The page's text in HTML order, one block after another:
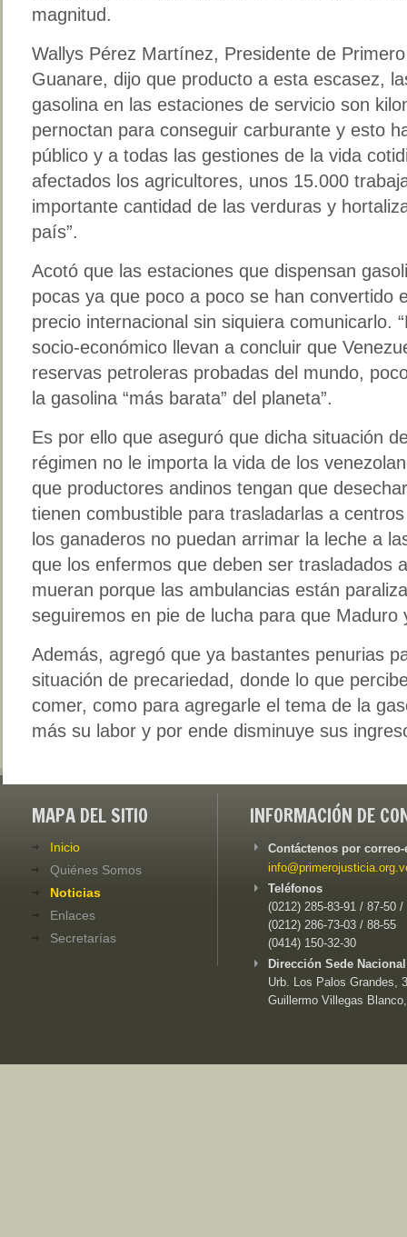
magnitud.
Wallys Pérez Martínez, Presidente de
Guanare, dijo que producto a esta escasez,
gasolina en las estaciones de servicio son
pernoctan para conseguir carburante y esto
público y a todas las gestiones de la vida
afectados los agricultores, unos 15.000
importante cantidad de las verduras y
país”.
Acotó que las estaciones que dispensan
pocas ya que poco a poco se han convertido
precio internacional sin siquiera comunicarlo.
socio-económico llevan a concluir que
reservas petroleras probadas del mundo,
la gasolina “más barata” del planeta”.
Es por ello que aseguró que dicha situación
régimen no le importa la vida de los
que productores andinos tengan que
tienen combustible para trasladarlas a
los ganaderos no puedan arrimar la leche a
que los enfermos que deben ser trasladados
mueran porque las ambulancias están
seguiremos en pie de lucha para que Maduro
Además, agregó que ya bastantes penurias
situación de precariedad, donde lo que
comer, como para agregarle el tema de la
más su labor y por ende disminuye sus
MAPA DEL SITIO
Inicio
Quiénes Somos
Noticias
Enlaces
Secretarías
INFORMACIÓN DE
Contáctenos por
Teléfonos
(0212) 285-83-91 / 87-50 /
(0212) 286-73-03 / 88-55
(0414) 150-32-30
Dirección Sede
Urb. Los Palos Grandes,
Guillermo Villegas